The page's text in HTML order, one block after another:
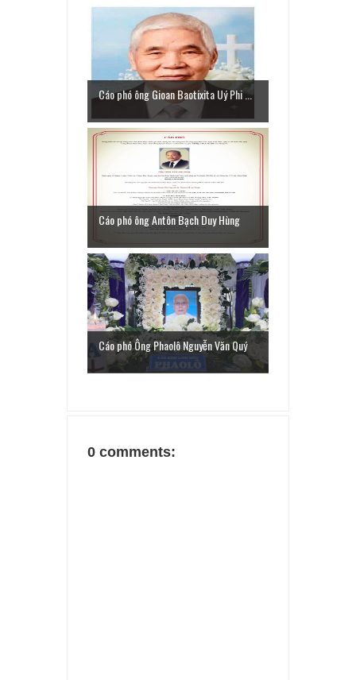
Cáo phó ông Gioan Baotixita Uý Phi ...
Cáo phó ông Antôn Bạch Duy Hùng
Cáo phó Ông Phaolô Nguyễn Văn Quý
0 comments: